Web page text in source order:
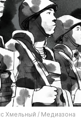
Хмельный / Медиазона